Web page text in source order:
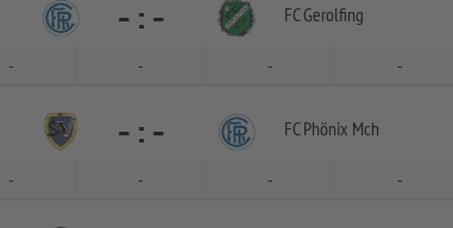
- : - FC Gerolfing
- - - -
- : - FC Phönix Mch
- - - -